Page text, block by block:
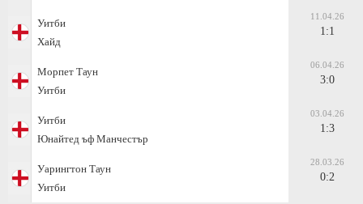
Уитби
Хайд
11.04.26
1:1
Морпет Таун
Уитби
06.04.26
3:0
Уитби
Юнайтед ъф Манчестър
03.04.26
1:3
Уарингтон Таун
Уитби
28.03.26
0:2